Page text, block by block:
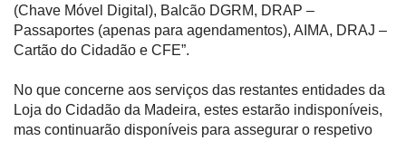
(Chave Móvel Digital), Balcão DGRM, DRAP –
Passaportes (apenas para agendamentos), AIMA, DRAJ –
Cartão do Cidadão e CFE”.
No que concerne aos serviços das restantes entidades da
Loja do Cidadão da Madeira, estes estarão indisponíveis,
mas continuarão disponíveis para assegurar o respetivo